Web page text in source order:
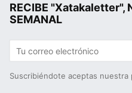
RECIBE "Xatakaletter",
SEMANAL
Suscribiéndote aceptas nuestra